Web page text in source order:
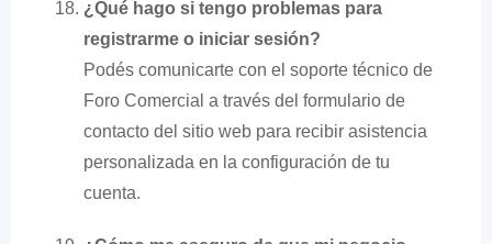
¿Qué hago si tengo problemas para
registrarme o iniciar sesión?
Podés comunicarte con el soporte técnico de
Foro Comercial a través del formulario de
contacto del sitio web para recibir asistencia
personalizada en la configuración de tu
cuenta.